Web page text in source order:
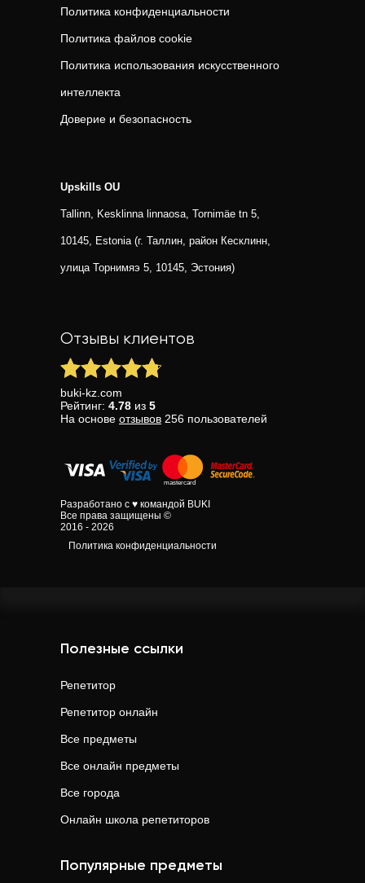
Политика конфиденциальности
Политика файлов cookie
Политика использования искусственного
интеллекта
Доверие и безопасность
Upskills OU
Tallinn, Kesklinna linnaosa, Tornimäe tn 5,
10145, Estonia (г. Таллин, район Кесклинн,
улица Торнимяэ 5, 10145, Эстония)
Отзывы клиентов
buki-kz.com
Рейтинг: 4.78 из 5
На основе отзывов 256 пользователей
Разработано с ♥ командой BUKI
Все права защищены ©
2016 - 2026
Политика конфиденциальности
Полезные ссылки
Репетитор
Репетитор онлайн
Все предметы
Все онлайн предметы
Все города
Онлайн школа репетиторов
Популярные предметы